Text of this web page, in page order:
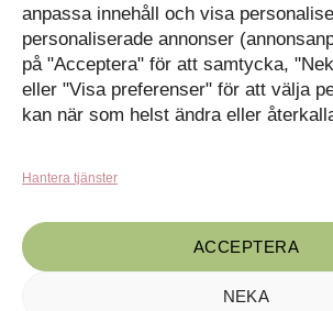
anpassa innehåll och visa
personaliserade annonser
på "Acceptera" för att samtycka,
eller "Visa preferenser" för att välja
kan när som helst ändra eller
Hantera tjänster
ACCEPTERA
NEKA
Inga produkter i varukorgen.
GÅ TILLBAKA TILL
BUTIKEN
Med
skapar vi
förmedlar
generation.